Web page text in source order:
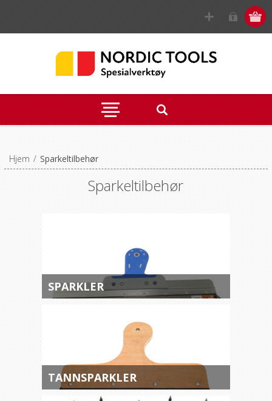
Hjem / Sparkeltilbehør
Sparkeltilbehør
SPARKLER
TANNSPARKLER